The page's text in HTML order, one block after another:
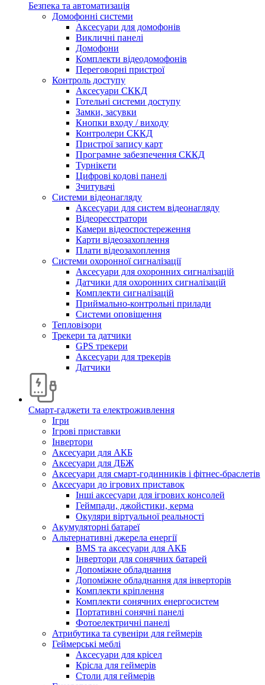
Безпека та автоматизація
Домофонні системи
Аксесуари для домофонів
Викличні панелі
Домофони
Комплекти відеодомофонів
Переговорні пристрої
Контроль доступу
Аксесуари СККД
Готельні системи доступу
Замки, засувки
Кнопки входу / виходу
Контролери СККД
Пристрої запису карт
Програмне забезпечення СККД
Турнікети
Цифрові кодові панелі
Зчитувачі
Системи відеонагляду
Аксесуари для систем відеонагляду
Відеореєстратори
Камери відеоспостереження
Карти відеозахоплення
Плати відеозахоплення
Системи охоронної сигналізації
Аксесуари для охоронних сигналізацій
Датчики для охоронних сигналізацій
Комплекти сигналізацій
Приймально-контрольні прилади
Системи оповіщення
Тепловізори
Трекери та датчики
GPS трекери
Аксесуари для трекерів
Датчики
Смарт-гаджети та електроживлення
Ігри
Ігрові приставки
Інвертори
Аксесуари для АКБ
Аксесуари для ДБЖ
Аксесуари для смарт-годинників і фітнес-браслетів
Аксесуари до ігрових приставок
Інші аксесуари для ігрових консолей
Геймпади, джойстики, керма
Окуляри віртуальної реальності
Акумуляторні батареї
Альтернативні джерела енергії
BMS та аксесуари для АКБ
Інвертори для сонячних батарей
Допоміжне обладнання
Допоміжне обладнання для інверторів
Комплекти кріплення
Комплекти сонячних енергосистем
Портативні сонячні панелі
Фотоелектричні панелі
Атрибутика та сувеніри для геймерів
Геймерські меблі
Аксесуари для крісел
Крісла для геймерів
Столи для геймерів